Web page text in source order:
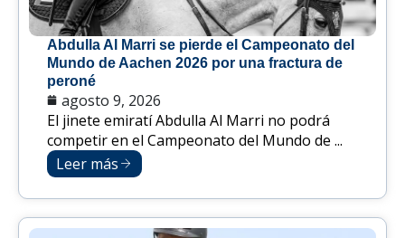
Abdulla Al Marri se pierde el Campeonato del
Mundo de Aachen 2026 por una fractura de
peroné
agosto 9, 2026
El jinete emiratí Abdulla Al Marri no podrá
competir en el Campeonato del Mundo de ...
Leer más